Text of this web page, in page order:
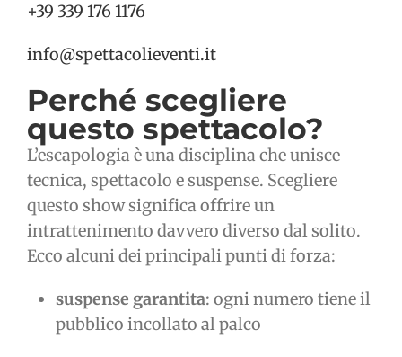
+39 339 176 1176
info@spettacolieventi.it
Perché scegliere
questo spettacolo?
L’escapologia è una disciplina che unisce
tecnica, spettacolo e suspense. Scegliere
questo show significa offrire un
intrattenimento davvero diverso dal solito.
Ecco alcuni dei principali punti di forza:
suspense garantita: ogni numero tiene il
pubblico incollato al palco